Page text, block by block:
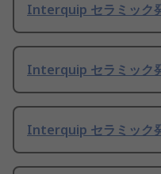
Interquip セラミック
Interquip セラミック
Interquip セラミック